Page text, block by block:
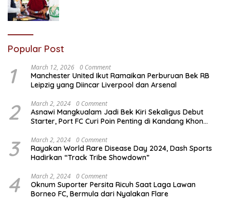
Popular Post
1 March 12, 2026 0 Comment
Manchester United Ikut Ramaikan Perburuan Bek RB
Leipzig yang Diincar Liverpool dan Arsenal
2 March 2, 2024 0 Comment
Asnawi Mangkualam Jadi Bek Kiri Sekaligus Debut
Starter, Port FC Curi Poin Penting di Kandang Khon
3 March 2, 2024 0 Comment
Rayakan World Rare Disease Day 2024, Dash Sports
Hadirkan “Track Tribe Showdown”
4 March 2, 2024 0 Comment
Oknum Suporter Persita Ricuh Saat Laga Lawan
Borneo FC, Bermula dari Nyalakan Flare